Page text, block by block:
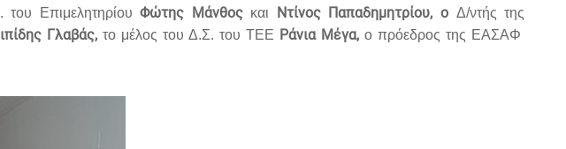
του ΕπιμελητηρίουΦώτης Μάνθος και Ντίνος Παπαδημητρίου, ο Δ/ντής της
Γλαβάς, το μέλος του Δ.Σ. του ΤΕΕ Ράνια Μέγα, ο πρόεδρος της ΕΑΣΑΦ